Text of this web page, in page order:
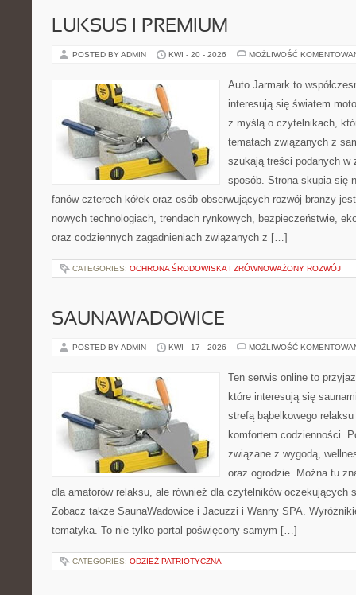
LUKSUS I PREMIUM
POSTED BY ADMIN KWI - 20 - 2026 MOŻLIWOŚĆ
Auto Jarmark to
interesują się światem
z myślą o czytelnikach,
tematach związanych z
szukają treści podanych w
sposób. Strona skupia się
fanów czterech kółek oraz osób obserwujących rozwój branży
nowych technologiach, trendach rynkowych, bezpieczeństwie,
oraz codziennych zagadnieniach związanych z […]
CATEGORIES: OCHRONA ŚRODOWISKA I ZRÓWNOWAŻONY ROZWÓJ
SAUNAWADOWICE
POSTED BY ADMIN KWI - 17 - 2026 MOŻLIWOŚĆ
Ten serwis online to
które interesują się
strefą bąbelkowego
komfortem codzienności.
związane z wygodą,
oraz ogrodzie. Można tu
dla amatorów relaksu, ale również dla czytelników oczekujących
Zobacz także SaunaWadowice i Jacuzzi i Wanny SPA.
tematyka. To nie tylko portal poświęcony samym […]
CATEGORIES: ODZIEŻ PATRIOTYCZNA